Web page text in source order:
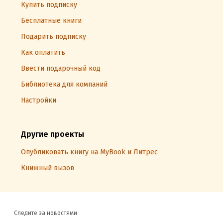
Купить подписку
Бесплатные книги
Подарить подписку
Как оплатить
Ввести подарочный код
Библиотека для компаний
Настройки
Другие проекты
Опубликовать книгу на MyBook и Литрес
Книжный вызов
Следите за новостями